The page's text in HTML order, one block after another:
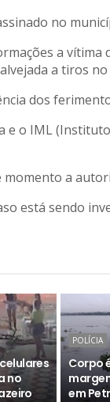
no
a
alvejada a tiros
dos
e o IML
a
está sendo
no
POLÍCIA
Corpo
em